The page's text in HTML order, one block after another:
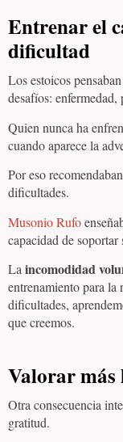
Entrenar el
dificultad
Los estoicos
desafíos:
Quien nunca ha
cuando aparece la
Por eso
dificultades.
Musonio Rufo
capacidad de
La incomodidad
entrenamiento para la
dificultades,
que creemos.
Valorar más
Otra consecuencia
gratitud.